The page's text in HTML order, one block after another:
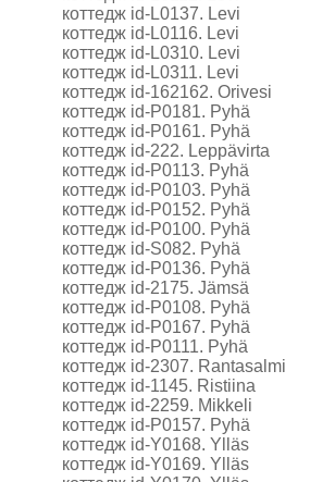
коттедж id-L0137. Levi
коттедж id-L0116. Levi
коттедж id-L0310. Levi
коттедж id-L0311. Levi
коттедж id-162162. Orivesi
коттедж id-P0181. Pyhä
коттедж id-P0161. Pyhä
коттедж id-222. Leppävirta
коттедж id-P0113. Pyhä
коттедж id-P0103. Pyhä
коттедж id-P0152. Pyhä
коттедж id-P0100. Pyhä
коттедж id-S082. Pyhä
коттедж id-P0136. Pyhä
коттедж id-2175. Jämsä
коттедж id-P0108. Pyhä
коттедж id-P0167. Pyhä
коттедж id-P0111. Pyhä
коттедж id-2307. Rantasalmi
коттедж id-1145. Ristiina
коттедж id-2259. Mikkeli
коттедж id-P0157. Pyhä
коттедж id-Y0168. Ylläs
коттедж id-Y0169. Ylläs